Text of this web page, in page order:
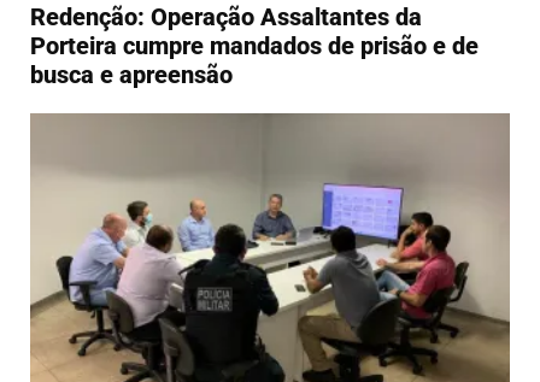
Redenção: Operação Assaltantes da
Porteira cumpre mandados de prisão e de
busca e apreensão